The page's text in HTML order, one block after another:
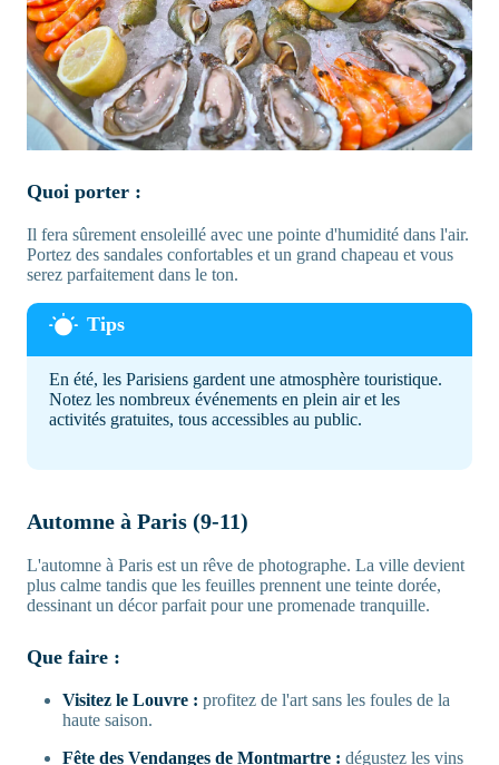
Quoi porter :
Il fera sûrement ensoleillé avec une pointe d'humidité dans l'air.
Portez des sandales confortables et un grand chapeau et vous
serez parfaitement dans le ton.
En été, les Parisiens gardent une atmosphère touristique.
Notez les nombreux événements en plein air et les
activités gratuites, tous accessibles au public.
Automne à Paris (9-11)
L'automne à Paris est un rêve de photographe. La ville devient
plus calme tandis que les feuilles prennent une teinte dorée,
dessinant un décor parfait pour une promenade tranquille.
Que faire :
Visitez le Louvre : profitez de l'art sans les foules de la
haute saison.
Fête des Vendanges de Montmartre : dégustez les vins